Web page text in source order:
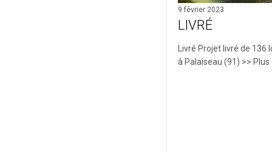
9 février 2023
LIVRÉ
Livré Projet livré de
à Palaiseau (91) >>